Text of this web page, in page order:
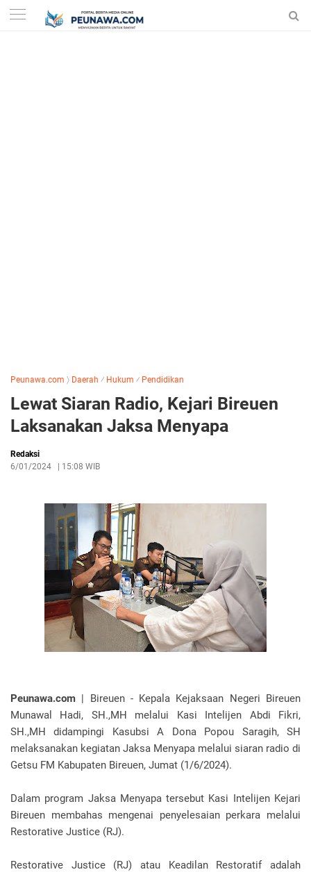
Peunawa.com 〉 Daerah ⁄ Hukum ⁄ Pendidikan
Lewat Siaran Radio, Kejari Bireuen
Laksanakan Jaksa Menyapa
Redaksi
6/01/2024
15:08 WIB
Peunawa.com | Bireuen - Kepala Kejaksaan Negeri Bireuen
Munawal Hadi, SH.,MH melalui Kasi Intelijen Abdi Fikri,
SH.,MH didampingi Kasubsi A Dona Popou Saragih, SH
melaksanakan kegiatan Jaksa Menyapa melalui siaran radio di
Getsu FM Kabupaten Bireuen, Jumat (1/6/2024).
Dalam program Jaksa Menyapa tersebut Kasi Intelijen Kejari
Bireuen membahas mengenai penyelesaian perkara melalui
Restorative Justice (RJ).
Restorative Justice (RJ) atau Keadilan Restoratif adalah